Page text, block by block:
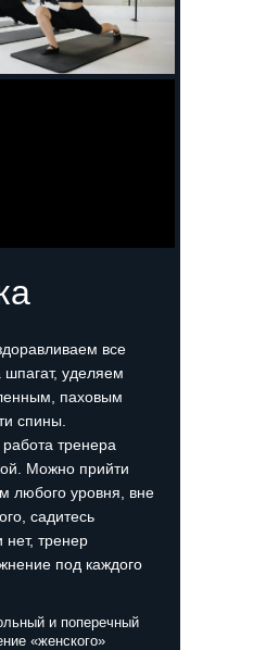
все
уделяем
паховым
спины.
тренера
Можно прийти
любого уровня, вне
садитесь
нет, тренер
под каждого
и поперечный
«женского»